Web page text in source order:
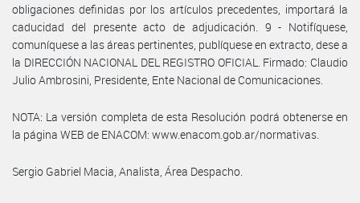
obligaciones definidas por los artículos precedentes, importará la
caducidad del presente acto de adjudicación. 9 - Notifíquese,
comuníquese a las áreas pertinentes, publíquese en extracto, dese a
la DIRECCIÓN NACIONAL DEL REGISTRO OFICIAL. Firmado: Claudio
Julio Ambrosini, Presidente, Ente Nacional de Comunicaciones.
NOTA: La versión completa de esta Resolución podrá obtenerse en
la página WEB de ENACOM: www.enacom.gob.ar/normativas.
Sergio Gabriel Macia, Analista, Área Despacho.